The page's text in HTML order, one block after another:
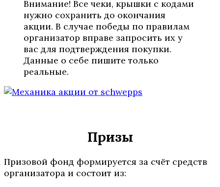
Внимание! Все чеки, крышки с кодами
нужно сохранить до окончания
акции. В случае победы по правилам
организатор вправе запросить их у
вас для подтверждения покупки.
Данные о себе пишите только
реальные.
Призы
Призовой фонд формируется за счёт средств
организатора и состоит из: